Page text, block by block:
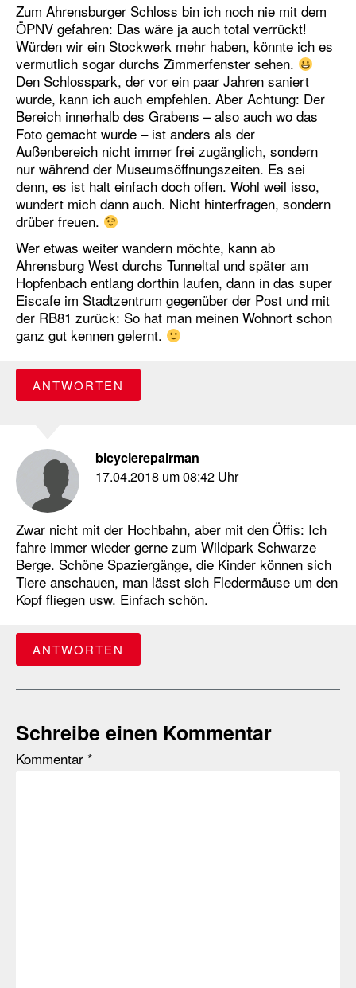
Zum Ahrensburger Schloss bin ich noch nie mit dem
ÖPNV gefahren: Das wäre ja auch total verrückt!
Würden wir ein Stockwerk mehr haben, könnte ich es
vermutlich sogar durchs Zimmerfenster sehen.
Den Schlosspark, der vor ein paar Jahren saniert
wurde, kann ich auch empfehlen. Aber Achtung: Der
Bereich innerhalb des Grabens – also auch wo das
Foto gemacht wurde – ist anders als der
Außenbereich nicht immer frei zugänglich, sondern
nur während der Museumsöffnungszeiten. Es sei
denn, es ist halt einfach doch offen. Wohl weil isso,
wundert mich dann auch. Nicht hinterfragen, sondern
drüber freuen.
Wer etwas weiter wandern möchte, kann ab
Ahrensburg West durchs Tunneltal und später am
Hopfenbach entlang dorthin laufen, dann in das super
Eiscafe im Stadtzentrum gegenüber der Post und mit
der RB81 zurück: So hat man meinen Wohnort schon
ganz gut kennen gelernt.
ANTWORTEN
bicyclerepairman
17.04.2018 um 08:42 Uhr
Zwar nicht mit der Hochbahn, aber mit den Öffis: Ich
fahre immer wieder gerne zum Wildpark Schwarze
Berge. Schöne Spaziergänge, die Kinder können sich
Tiere anschauen, man lässt sich Fledermäuse um den
Kopf fliegen usw. Einfach schön.
ANTWORTEN
Schreibe einen Kommentar
Kommentar *